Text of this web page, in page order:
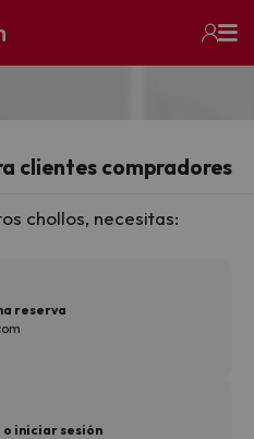
clientes compradores
chollos, necesitas:
reserva
o iniciar sesión